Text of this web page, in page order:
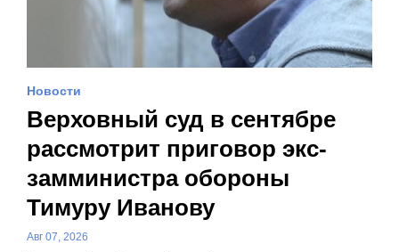
Новости
Верховный суд в сентябре
рассмотрит приговор экс-
замминистра обороны
Тимуру Иванову
Авг 07, 2026